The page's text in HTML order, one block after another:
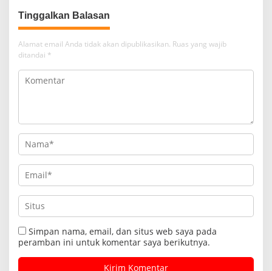
Tinggalkan Balasan
Alamat email Anda tidak akan dipublikasikan. Ruas yang wajib
ditandai *
Simpan nama, email, dan situs web saya pada
peramban ini untuk komentar saya berikutnya.